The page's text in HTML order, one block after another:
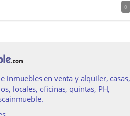
0
inmuebles en venta y alquiler, casas,
locales, oficinas, quintas, PH,